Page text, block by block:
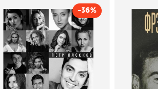
-36%
Сила Instagram. Простой
путь к миллиону
подписчиков
Автор
Петр Плосков
Издательство
Бомбора
Как